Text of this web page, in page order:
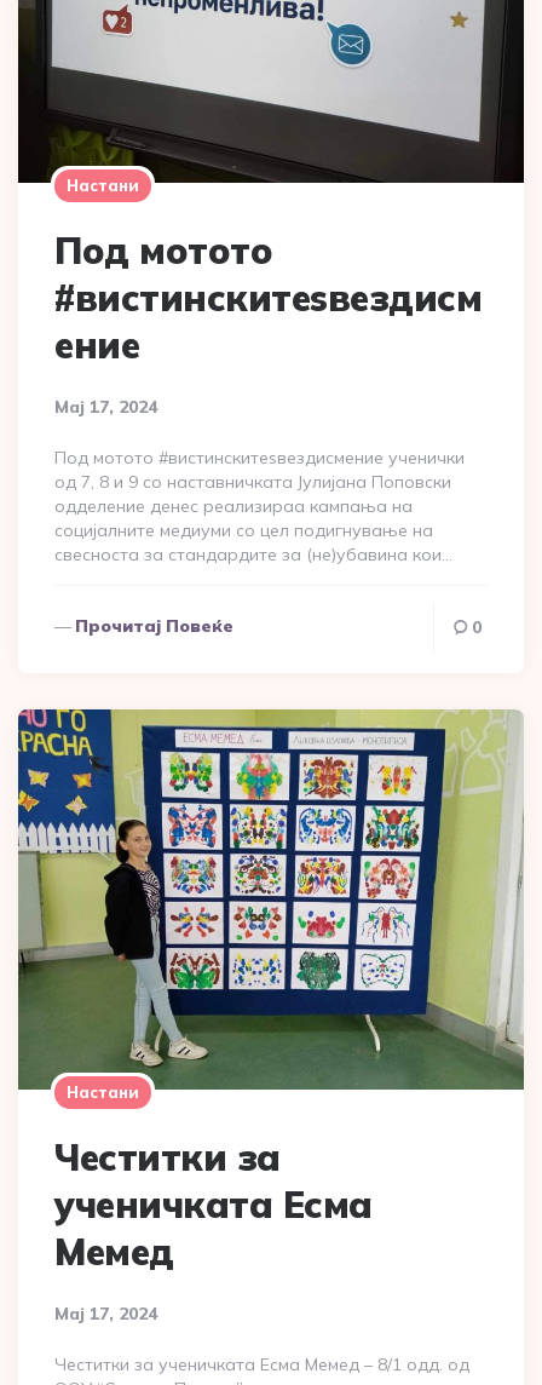
Настани
Под мотото
#вистинскитеѕвездисм
ение
Мај 17, 2024
Под мотото #вистинскитеѕвездисмение ученички
од 7, 8 и 9 со наставничката Јулијана Поповски
одделение денес реализираа кампања на
социјалните медиуми со цел подигнување на
свесноста за стандардите за (не)убавина кои…
Прочитај Повеќе 0
Настани
Честитки за
ученичката Есма
Мемед
Мај 17, 2024
Честитки за ученичката Есма Мемед – 8/1 одд. од